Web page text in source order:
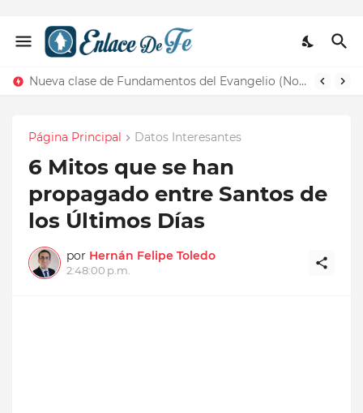
Nueva clase de Fundamentos del Evangelio (Nos recuerda la de Principios del Evangelio)
Página Principal Datos Interesantes
6 Mitos que se han
propagado entre Santos de
los Últimos Días
por Hernán Felipe Toledo
2:48:00 p.m.